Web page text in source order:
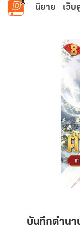
ข้ามไปยังเนื้อหาหลัก
นิยาย เว็บ
บันทึก
ตำน
นาย
บันทึกตำนา